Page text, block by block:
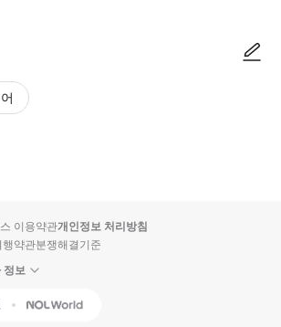
이용약관개인정보 처리방침
행약관분쟁해결기준
정보
Interpark Global